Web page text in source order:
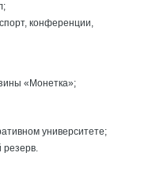
конференции,
«Монетка»;
университете;
резерв.